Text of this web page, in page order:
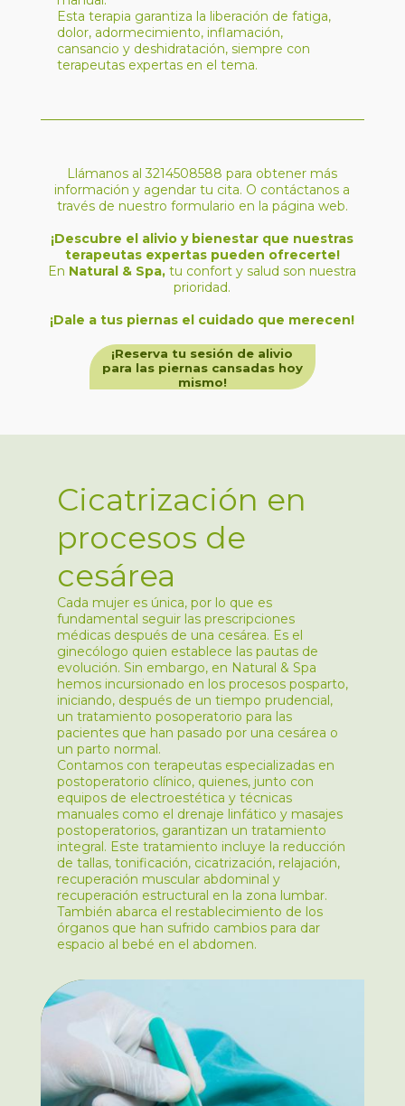
Esta terapia garantiza la liberación de fatiga,
dolor, adormecimiento, inflamación,
cansancio y deshidratación, siempre con
terapeutas expertas en el tema.
Llámanos al 3214508588 para obtener más
información y agendar tu cita. O contáctanos a
través de nuestro formulario en la página web.
¡Descubre el alivio y bienestar que nuestras
terapeutas expertas pueden ofrecerte!
En Natural & Spa, tu confort y salud son nuestra
prioridad.
¡Dale a tus piernas el cuidado que merecen!
¡Reserva tu sesión de alivio
para las piernas cansadas hoy
mismo!
Cicatrización en
procesos de
cesárea
Cada mujer es única, por lo que es
fundamental seguir las prescripciones
médicas después de una cesárea. Es el
ginecólogo quien establece las pautas de
evolución. Sin embargo, en Natural & Spa
hemos incursionado en los procesos posparto,
iniciando, después de un tiempo prudencial,
un tratamiento posoperatorio para las
pacientes que han pasado por una cesárea o
un parto normal.
Contamos con terapeutas especializadas en
postoperatorio clínico, quienes, junto con
equipos de electroestética y técnicas
manuales como el drenaje linfático y masajes
postoperatorios, garantizan un tratamiento
integral. Este tratamiento incluye la reducción
de tallas, tonificación, cicatrización, relajación,
recuperación muscular abdominal y
recuperación estructural en la zona lumbar.
También abarca el restablecimiento de los
órganos que han sufrido cambios para dar
espacio al bebé en el abdomen.